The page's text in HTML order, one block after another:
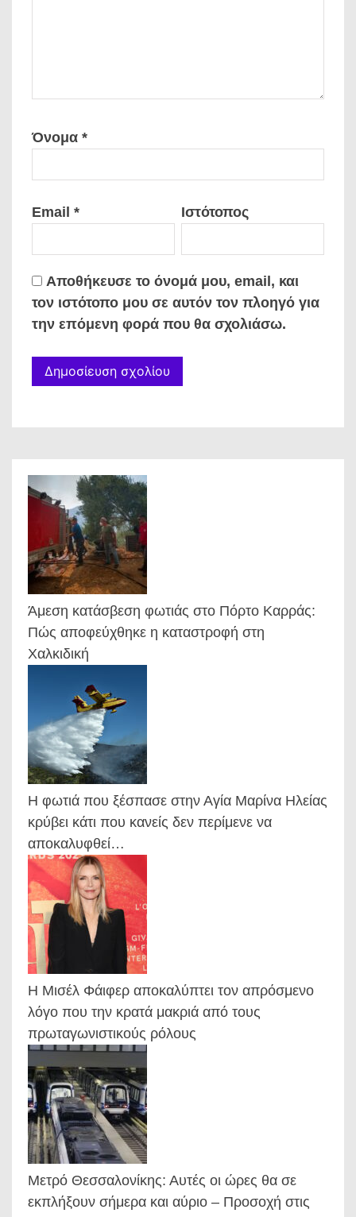
Όνομα *
Email * Ιστότοπος
Αποθήκευσε το όνομά μου, email, και
τον ιστότοπο μου σε αυτόν τον πλοηγό για
την επόμενη φορά που θα σχολιάσω.
Άμεση κατάσβεση φωτιάς στο Πόρτο Καρράς:
Πώς αποφεύχθηκε η καταστροφή στη
Χαλκιδική
Η φωτιά που ξέσπασε στην Αγία Μαρίνα Ηλείας
κρύβει κάτι που κανείς δεν περίμενε να
αποκαλυφθεί…
Η Μισέλ Φάιφερ αποκαλύπτει τον απρόσμενο
λόγο που την κρατά μακριά από τους
πρωταγωνιστικούς ρόλους
Μετρό Θεσσαλονίκης: Αυτές οι ώρες θα σε
εκπλήξουν σήμερα και αύριο – Προσοχή στις